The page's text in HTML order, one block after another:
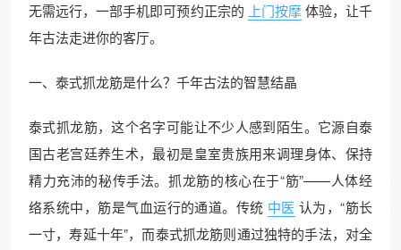
无需远行，一部手机即可预约正宗的 上门按摩体验，让千
年古法走进你的客厅。
一、泰式抓龙筋是什么？千年古法的智慧结晶
泰式抓龙筋，这个名字可能让不少人感到陌生。它源自泰
国古老宫廷养生术，最初是皇室贵族用来调理身体、保持
精力充沛的秘传手法。抓龙筋的核心在于“筋”——人体经
络系统中，筋是气血运行的通道。传统 中医 认为，“筋长
一寸，寿延十年”，而泰式抓龙筋则通过独特的手法，对全